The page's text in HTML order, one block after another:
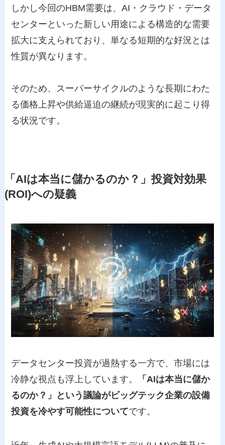
しかし今回のHBM需要は、AI・クラウド・データ
センターといった新しい用途による構造的な需要
拡大に支えられており、単なる短期的な好況とは
性質が異なります。
そのため、スーパーサイクルのような長期にわた
る価格上昇や供給逼迫の継続が現実的に起こり得
る状況です。
「AIは本当に儲かるのか？」投資対効果
(ROI)への疑義
データセンター投資が過熱する一方で、市場には
冷静な視点も浮上しています。
「AIは本当に儲か
るのか？」という議論がビッグテック企業の設備
投資を冷やす可能性についてです。